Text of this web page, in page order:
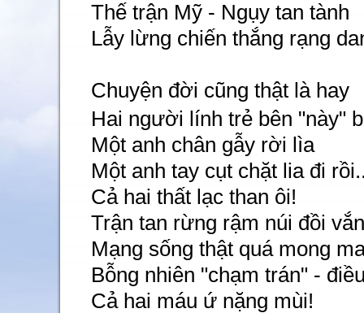
Thế trận Mỹ - Ngụy tan tành
Lẫy lừng chiến thắng rạng
Chuyện đời cũng thật là hay
Hai người lính trẻ bên "này"
Một anh chân gẫy rời lìa
Một anh tay cụt chặt lia đi
Cả hai thất lạc than ôi!
Trận tan rừng rậm núi đồi
Mạng sống thật quá mong
Bỗng nhiên "chạm trán" -
Cả hai máu ứ nặng mùi!